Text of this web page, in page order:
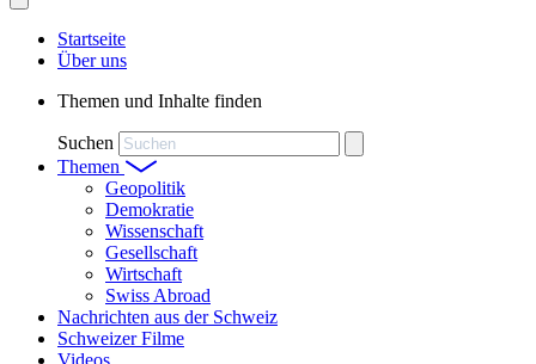
Startseite
Über uns
Themen und Inhalte finden
Suchen
Themen
Geopolitik
Demokratie
Wissenschaft
Gesellschaft
Wirtschaft
Swiss Abroad
Nachrichten aus der Schweiz
Schweizer Filme
Videos